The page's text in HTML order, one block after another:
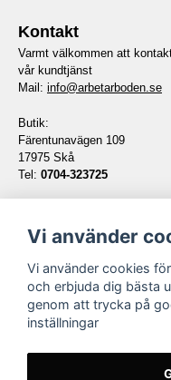
Kontakt
Varmt välkommen att
vår kundtjänst
Mail: info@arbetarboden.se
Butik:
Färentunavägen 109
17975 Skå
Tel: 0704-323725
14:00-16:00
Information
Kontakt
Köpvillkor
Vi använder
Vi använder cookies
och erbjuda dig bästa
genom att trycka på
inställningar